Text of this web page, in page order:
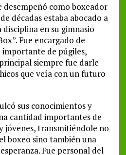
desempeñó como boxeador
décadas estaba abocado a
disciplina en su gimnasio
Fue encargado de
de púgiles,
siempre fue darle
que veía con un futuro
sus conocimientos y
cantidad importantes de
jóvenes, transmitiéndole no
boxeo sino también una
Fue personal del